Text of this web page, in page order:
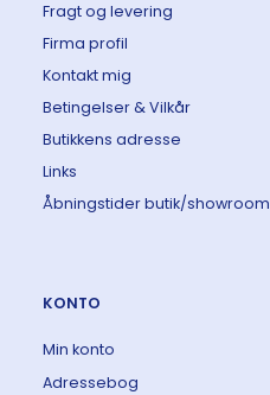
Fragt og levering
Firma profil
Kontakt mig
Betingelser & Vilkår
Butikkens adresse
Links
Åbningstider butik/showroom
KONTO
Min konto
Adressebog